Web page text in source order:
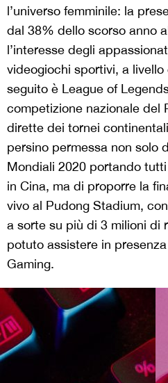
l’universo femminile: la
dal 38% dello scorso anno
l’interesse degli
videogiochi sportivi, a
seguito è League of
competizione nazionale del
dirette dei tornei
persino permessa non solo
Mondiali 2020 portando
in Cina, ma di proporre la
vivo al Pudong Stadium,
a sorte su più di 3 milioni di
potuto assistere in
Gaming.